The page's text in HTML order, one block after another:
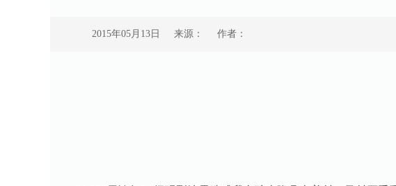
2015年05月13日 来源： 作者：